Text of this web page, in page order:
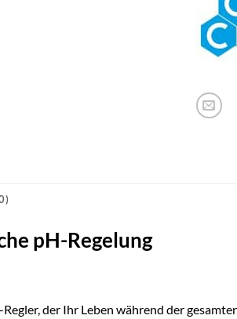
pH-Regelung
der Ihr Leben während der